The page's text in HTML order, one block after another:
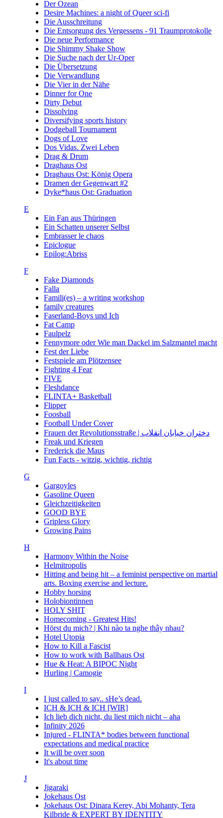
Der Ozean
Desire Machines: a night of Queer sci-fi
Die Ausschreitung
Die Entsorgung des Vergessens - 91 Traumprotokolle
Die neue Performance
Die Shimmy Shake Show
Die Suche nach der Ur-Oper
Die Übersetzung
Die Verwandlung
Die Vier in der Nähe
Dinner for One
Dirty Debut
Dissolving
Diversifying sports history
Dodgeball Tournament
Dogs of Love
Dos Vidas. Zwei Leben
Drag & Drum
Draghaus Ost
Draghaus Ost: König Opera
Dramen der Gegenwart #2
Dyke*haus Ost: Graduation
E
Ein Fan aus Thüringen
Ein Schatten unserer Selbst
Embrasser le chaos
Epiclogue
Epilog:Abriss
F
Fake Diamonds
Falla
Famili(es) – a writing workshop
family creatures
Faserland-Boys und Ich
Fat Camp
Faulpelz
Fennymore oder Wie man Dackel im Salzmantel macht
Fest der Liebe
Festspiele am Plötzensee
Fighting 4 Fear
FIVE
Fleshdance
FLINTA+ Basketball
Flipper
Foosball
Football Under Cover
Frauen der Revolutionsstraße | دختران خیابان انقلاب
Freak und Kriegen
Frederick die Maus
Fun Facts - witzig, wichtig, richtig
G
Gargoyles
Gasoline Queen
Gleichzeitigkeiten
GOOD BYE
Gripless Glory
Growing Pains
H
Harmony Within the Noise
Helmitropolis
Hitting and being hit – a feminist perspective on martial
arts. Boxing exercise and lecture.
Hobby horsing
Holobiontinnen
HOLY SHIT
Homecoming - Greatest Hits!
Hörst du mich? | Khi nào ta nghe thây nhau?
Hotel Utopia
How to Kill a Fascist
How to work with Ballhaus Ost
Hue & Heat: A BIPOC Night
Hurling | Camogie
I
I just called to say.. sHe’s dead.
ICH & ICH & ICH [WIR]
Ich lieb dich nicht, du liest mich nicht – aha
Infinity 2026
Injured - FLINTA* bodies between functional
expectations and medical practice
It will be over soon
It's about time
J
Jigaraki
Jokehaus Ost
Jokehaus Ost: Dinara Kerey, Abi Mohanty, Tera
Kilbride & EXPERT BY IDENTITY